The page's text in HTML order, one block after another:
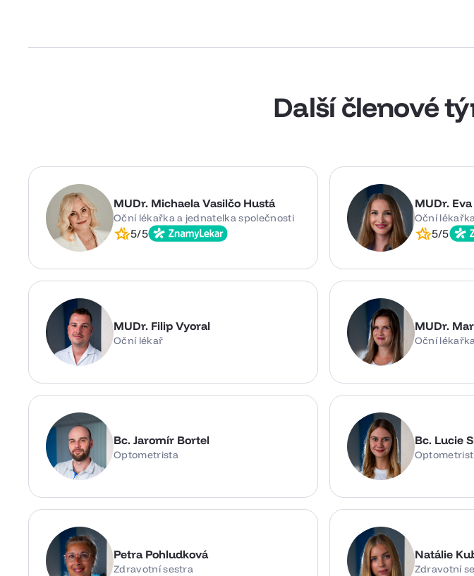
Další členové
MUDr. Michaela Vasilčo Hustá
Oční lékařka a jednatelka společnosti
5/5
MUDr.
Oční
5/5
MUDr. Filip Vyoral
Oční lékař
MUDr.
Oční lékařka
Bc. Jaromír Bortel
Optometrista
Bc. Lucie
Petra Pohludková
Zdravotní sestra
Natálie
Zdravotní